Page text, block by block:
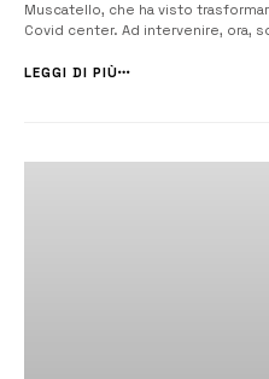
Muscatello, che ha visto
Covid center. Ad intervenire, ora,
Augusta 2020, Marco Niciforo. [/]
LEGGI DI PIÙ